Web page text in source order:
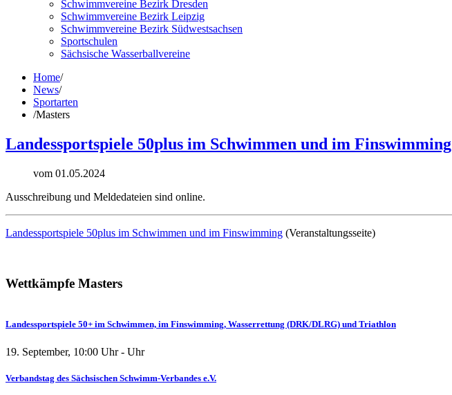
Schwimmvereine Bezirk Dresden
Schwimmvereine Bezirk Leipzig
Schwimmvereine Bezirk Südwestsachsen
Sportschulen
Sächsische Wasserballvereine
Home/
News/
Sportarten
/Masters
Landessportspiele 50plus im Schwimmen und im Finswimming
vom 01.05.2024
Ausschreibung und Meldedateien sind online.
Landessportspiele 50plus im Schwimmen und im Finswimming (Veranstaltungsseite)
Wettkämpfe Masters
Landessportspiele 50+ im Schwimmen, im Finswimming, Wasserrettung (DRK/DLRG) und Triathlon
19. September, 10:00 Uhr - Uhr
Verbandstag des Sächsischen Schwimm-Verbandes e.V.